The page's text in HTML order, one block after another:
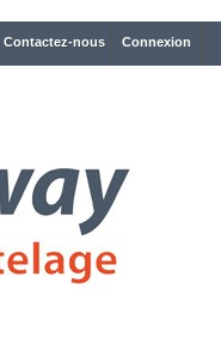
Connexion
Contactez-nous